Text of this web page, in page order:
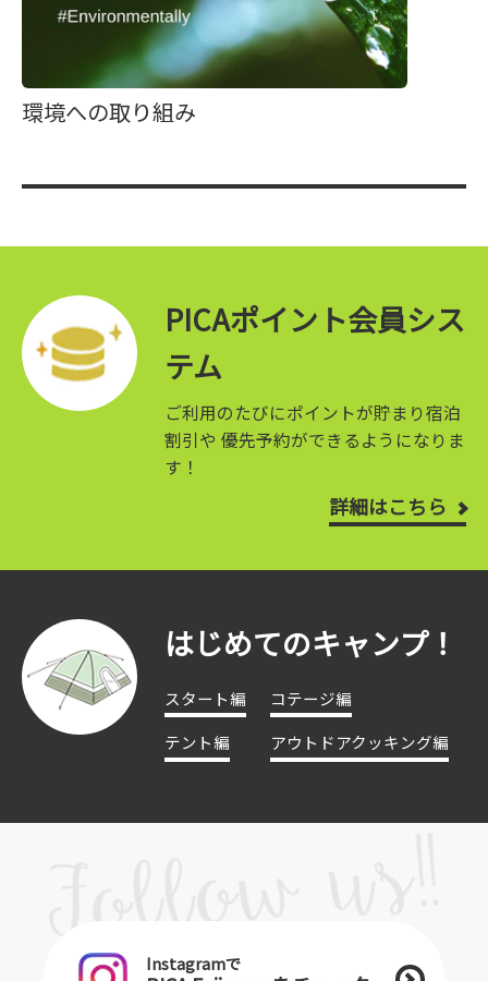
環境への取り組み
PICAポイント会員シス
テム
ご利用のたびにポイントが貯まり宿泊
割引や 優先予約ができるようになりま
す！
詳細はこちら
はじめてのキャンプ！
スタート編
コテージ編
テント編
アウトドアクッキング編
Instagramで